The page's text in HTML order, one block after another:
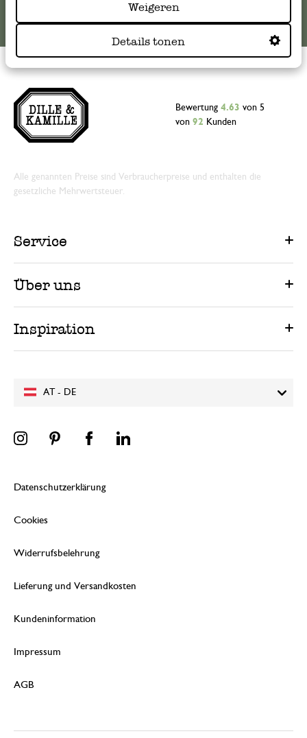
Weigeren
Details tonen
AT - DE
Bewertung 4.63 von 5
von 92 Kunden
Alle genannten Preise sind Verbraucherpreise und enthalten die
gesetzliche Mehrwertsteuer.
Service
Über uns
Inspiration
Datenschutzerklärung
Cookies
Widerrufsbelehrung
Lieferung und Versandkosten
Kundeninformation
Impressum
AGB